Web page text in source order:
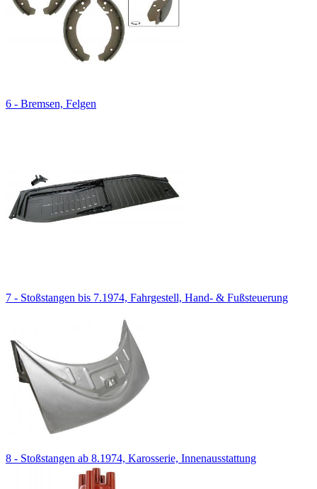
6 - Bremsen, Felgen
7 - Stoßstangen bis 7.1974, Fahrgestell, Hand- & Fußsteuerung
8 - Stoßstangen ab 8.1974, Karosserie, Innenausstattung